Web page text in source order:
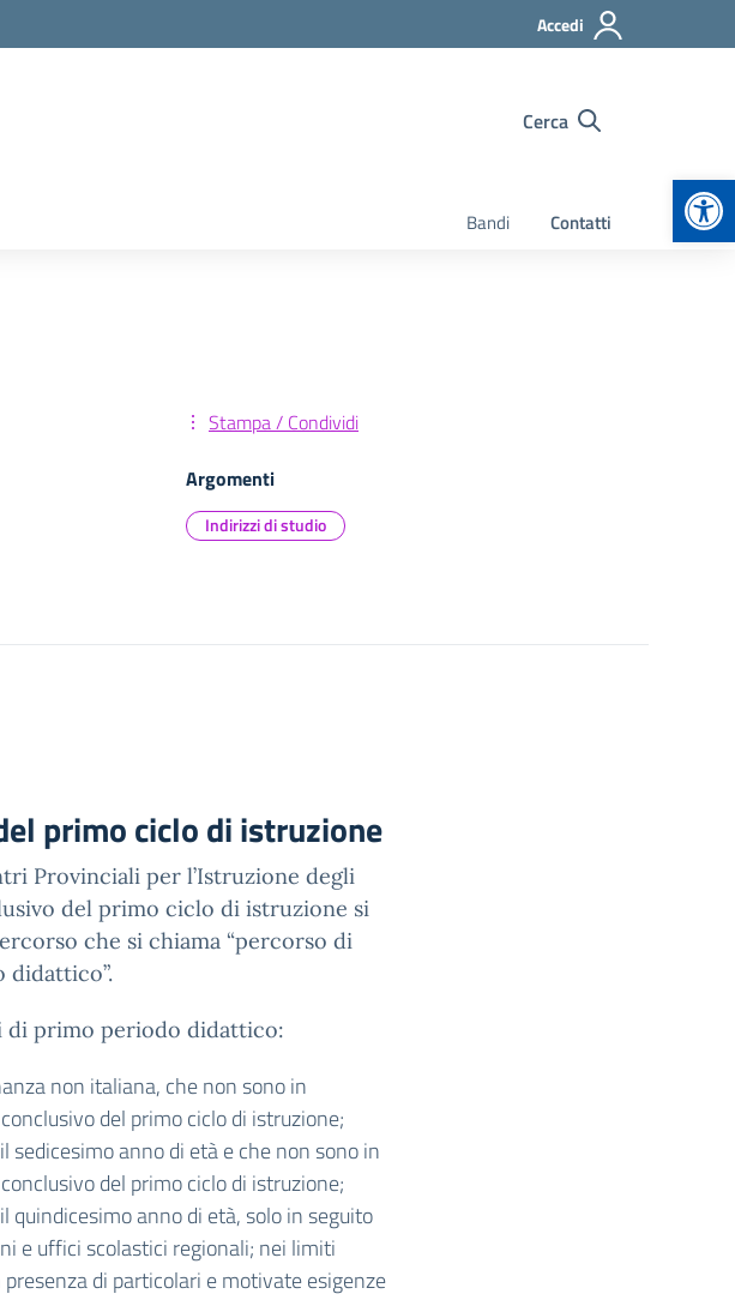
Accedi
Cerca
Bandi Contatti
Stampa / Condividi
Argomenti
Indirizzi di studio
primo ciclo di istruzione
Provinciali per l’Istruzione degli
del primo ciclo di istruzione si
che si chiama “percorso di
di primo periodo didattico:
non italiana, che non sono in
del primo ciclo di istruzione;
sedicesimo anno di età e che non sono in
del primo ciclo di istruzione;
quindicesimo anno di età, solo in seguito
e uffici scolastici regionali; nei limiti
presenza di particolari e motivate esigenze